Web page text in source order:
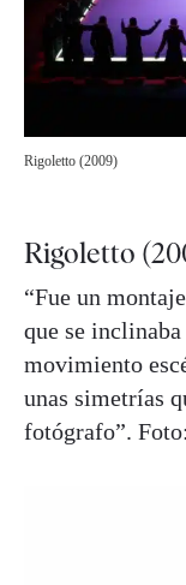
Rigoletto (2009)
Rigoletto
“Fue un
que se
movimiento
unas simetrías
fotógrafo”.